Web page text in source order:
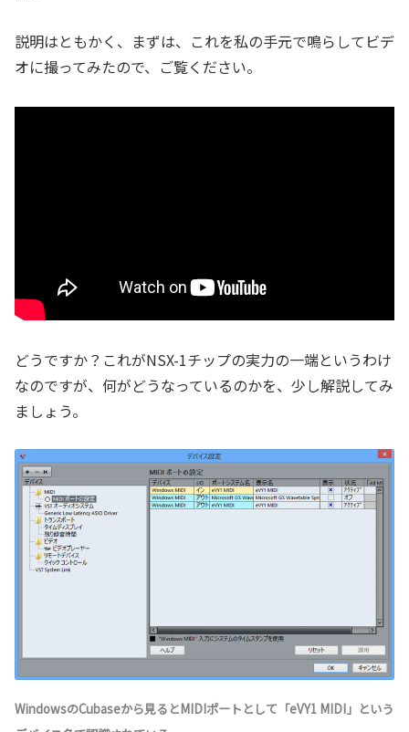
説明はともかく、まずは、これを私の手元で鳴らしてビデ
オに撮ってみたので、ご覧ください。
どうですか？これがNSX-1チップの実力の一端というわけ
なのですが、何がどうなっているのかを、少し解説してみ
ましょう。
WindowsのCubaseから見るとMIDIポートとして「eVY1 MIDI」という